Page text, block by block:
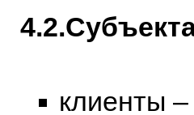
клиенты –